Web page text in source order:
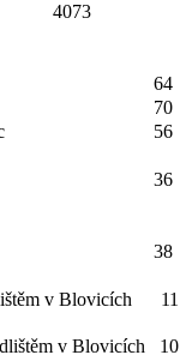
4073
64
70
56
36
38
v Blovicích 11
v Blovicích 10